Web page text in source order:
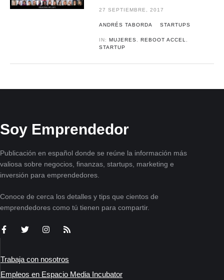
27 SEPTIEMBRE, 2017
ANDRÉS TABORDA STARTUPS
IN:MUJERES ,REBOOT ACCEL
STARTUP
Soy Emprendedor
Publicación en español donde se reúne la información más
valiosa sobre negocios, finanzas, startups, marketing e
inversión para emprendedores.
Conoce de cerca los detalles y tips que cientos de
emprendedores como tú tienen para compartir.
Trabaja con nosotros
Empleos en Espacio Media Incubator